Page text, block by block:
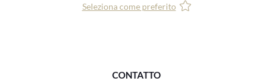
Seleziona come preferito
CONTATTO